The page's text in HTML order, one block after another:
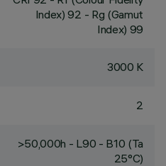
Index) 92 - Rg (Gamut
Index) 99
3000 K
2
>50,000h - L90 - B10 (Ta
25°C)